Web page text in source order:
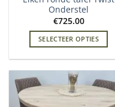
Onderstel
€725.00
SELECTEER OPTIES